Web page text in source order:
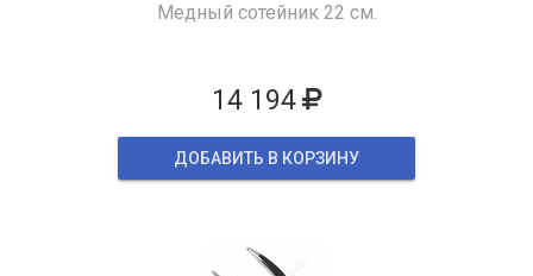
Медный сотейник 22 см.
14 194
ДОБАВИТЬ В КОРЗИНУ